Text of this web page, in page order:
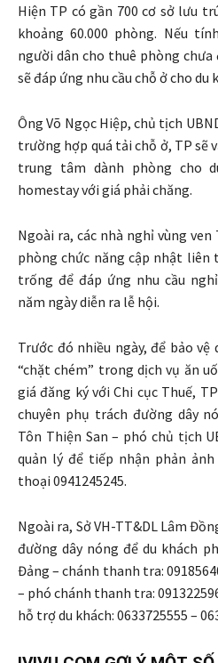
Hiện TP có gần 700 cơ sở lưu
khoảng 60.000 phòng. Nếu
người dân cho thuê phòng
sẽ đáp ứng nhu cầu chỗ ở cho du
Ông Võ Ngọc Hiệp, chủ tịch
trường hợp quá tải chỗ ở, TP sẽ
trung tâm dành phòng cho
homestay với giá phải chăng.
Ngoài ra, các nhà nghỉ vùng
phòng chức năng cập nhật liên
trống để đáp ứng nhu cầu
năm ngày diễn ra lễ hội.
Trước đó nhiều ngày, để bảo
“chặt chém” trong dịch vụ ăn
giá đăng ký với Chi cục Thuế,
chuyên phụ trách đường dây
Tôn Thiện San – phó chủ tịch
quản lý để tiếp nhận phản
thoại 0941245245.
Ngoài ra, Sở VH-TT&DL Lâm
đường dây nóng để du khách
Đảng – chánh thanh tra:
– phó chánh thanh tra:
hỗ trợ du khách: 0633725555 –